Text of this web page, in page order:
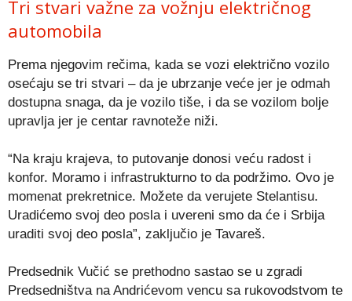
Tri stvari važne za vožnju električnog
automobila
Prema njegovim rečima, kada se vozi električno vozilo
osećaju se tri stvari – da je ubrzanje veće jer je odmah
dostupna snaga, da je vozilo tiše, i da se vozilom bolje
upravlja jer je centar ravnoteže niži.
“Na kraju krajeva, to putovanje donosi veću radost i
konfor. Moramo i infrastrukturno to da podržimo. Ovo je
momenat prekretnice. Možete da verujete Stelantisu.
Uradićemo svoj deo posla i uvereni smo da će i Srbija
uraditi svoj deo posla”, zaključio je Tavareš.
Predsednik Vučić se prethodno sastao se u zgradi
Predsedništva na Andrićevom vencu sa rukovodstvom te